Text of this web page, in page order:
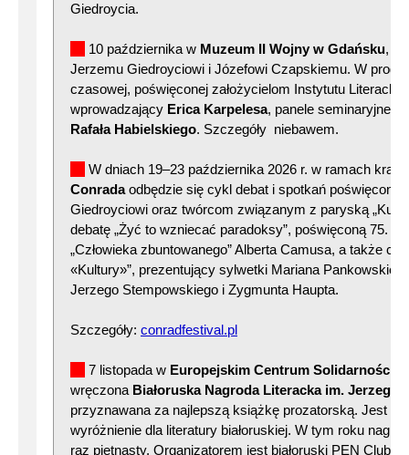
Giedroycia.
10 października w Muzeum II Wojny w Gdańsku,
Jerzemu Giedroyciowi i Józefowi Czapskiemu. W
czasowej, poświęconej założycielom Instytutu
wprowadzający Erica Karpelesa, panele seminaryjne,
Rafała Habielskiego. Szczegóły niebawem.
W dniach 19–23 października 2026 r. w ramach
Conradaodbędzie się cykl debat i spotkań
Giedroyciowi oraz twórcom związanym z paryską
debatę „Żyć to wzniecać paradoksy”, poświęconą 75.
„Człowieka zbuntowanego” Alberta Camusa, a także
«Kultury»”, prezentujący sylwetki Mariana
Jerzego Stempowskiego i Zygmunta Haupta.
Szczegóły: conradfestival.pl
7 listopada w Europejskim Centrum Solidarności
wręczona Białoruska Nagroda Literacka im. Jerzego
przyznawana za najlepszą książkę prozatorską. Jest to
wyróżnienie dla literatury białoruskiej. W tym roku
raz piętnasty. Organizatorem jest białoruski PEN Club.